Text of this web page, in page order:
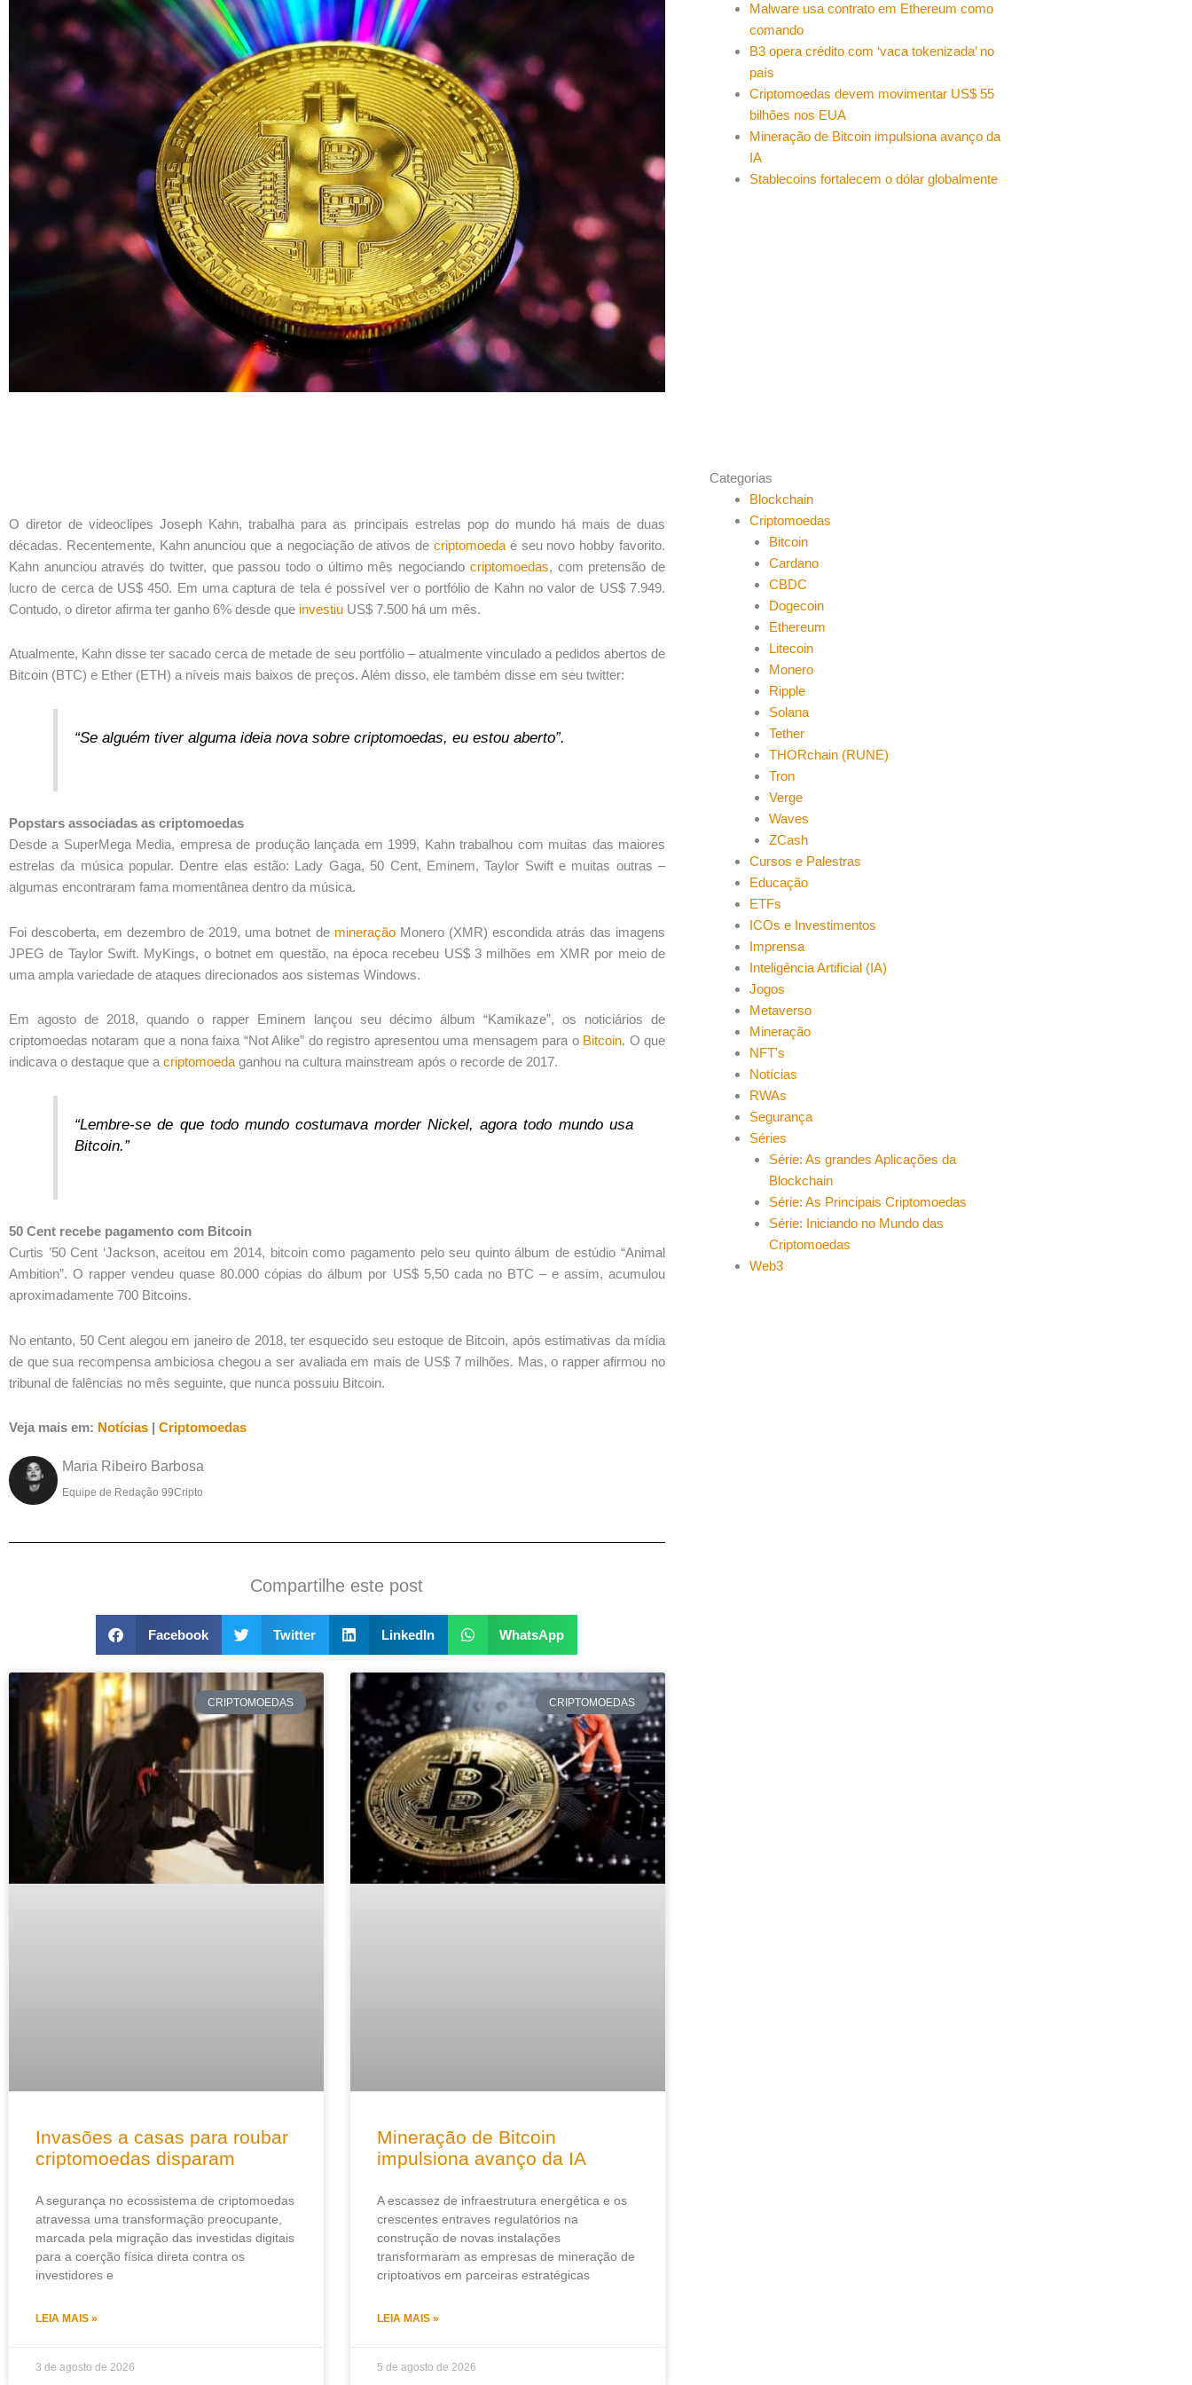
O diretor de videoclipes Joseph Kahn, trabalha para as principais estrelas pop do mundo há mais de duas
décadas. Recentemente, Kahn anunciou que a negociação de ativos de criptomoeda é seu novo hobby favorito.
Kahn anunciou através do twitter, que passou todo o último mês negociando criptomoedas, com pretensão de
lucro de cerca de US$ 450. Em uma captura de tela é possível ver o portfólio de Kahn no valor de US$ 7.949.
Contudo, o diretor afirma ter ganho 6% desde que investiu US$ 7.500 há um mês.
Atualmente, Kahn disse ter sacado cerca de metade de seu portfólio – atualmente vinculado a pedidos abertos de
Bitcoin (BTC) e Ether (ETH) a níveis mais baixos de preços. Além disso, ele também disse em seu twitter:
“Se alguém tiver alguma ideia nova sobre criptomoedas, eu estou aberto”.
Popstars associadas as criptomoedas
Desde a SuperMega Media, empresa de produção lançada em 1999, Kahn trabalhou com muitas das maiores
estrelas da música popular. Dentre elas estão: Lady Gaga, 50 Cent, Eminem, Taylor Swift e muitas outras –
algumas encontraram fama momentânea dentro da música.
Foi descoberta, em dezembro de 2019, uma botnet de mineraçãoMonero (XMR) escondida atrás das imagens
JPEG de Taylor Swift. MyKings, o botnet em questão, na época recebeu US$ 3 milhões em XMR por meio de
uma ampla variedade de ataques direcionados aos sistemas Windows.
Em agosto de 2018, quando o rapper Eminem lançou seu décimo álbum “Kamikaze”, os noticiários de
criptomoedas notaram que a nona faixa “Not Alike” do registro apresentou uma mensagem para oBitcoin. O que
indicava o destaque que a criptomoeda ganhou na cultura mainstream após o recorde de 2017.
“Lembre-se de que todo mundo costumava morder Nickel, agora todo mundo usa
Bitcoin.”
50 Cent recebe pagamento com Bitcoin
Curtis ’50 Cent ‘Jackson, aceitou em 2014, bitcoin como pagamento pelo seu quinto álbum de estúdio “Animal
Ambition”. O rapper vendeu quase 80.000 cópias do álbum por US$ 5,50 cada no BTC – e assim, acumulou
aproximadamente 700 Bitcoins.
No entanto, 50 Cent alegou em janeiro de 2018, ter esquecido seu estoque de Bitcoin, após estimativas da mídia
de que sua recompensa ambiciosa chegou a ser avaliada em mais de US$ 7 milhões. Mas, o rapper afirmou no
tribunal de falências no mês seguinte, que nunca possuiu Bitcoin.
Veja mais em: Notícias | Criptomoedas
Maria Ribeiro Barbosa
Equipe de Redação 99Cripto
Compartilhe este post
Facebook Twitter LinkedIn WhatsApp
CRIPTOMOEDAS
Invasões a casas para roubar
criptomoedas disparam
A segurança no ecossistema de criptomoedas
atravessa uma transformação preocupante,
marcada pela migração das investidas digitais
para a coerção física direta contra os
investidores e
LEIA MAIS »
3 de agosto de 2026
CRIPTOMOEDAS
Mineração de Bitcoin
impulsiona avanço da IA
A escassez de infraestrutura energética e os
crescentes entraves regulatórios na
construção de novas instalações
transformaram as empresas de mineração de
criptoativos em parceiras estratégicas
LEIA MAIS »
5 de agosto de 2026
Malware usa contrato em Ethereum como
comando
B3 opera crédito com ‘vaca tokenizada’ no
país
Criptomoedas devem movimentar US$ 55
bilhões nos EUA
Mineração de Bitcoin impulsiona avanço da
IA
Stablecoins fortalecem o dólar globalmente
Categorias
Blockchain
Criptomoedas
Bitcoin
Cardano
CBDC
Dogecoin
Ethereum
Litecoin
Monero
Ripple
Solana
Tether
THORchain (RUNE)
Tron
Verge
Waves
ZCash
Cursos e Palestras
Educação
ETFs
ICOs e Investimentos
Imprensa
Inteligência Artificial (IA)
Jogos
Metaverso
Mineração
NFT's
Notícias
RWAs
Segurança
Séries
Série: As grandes Aplicações da
Blockchain
Série: As Principais Criptomoedas
Série: Iniciando no Mundo das
Criptomoedas
Web3